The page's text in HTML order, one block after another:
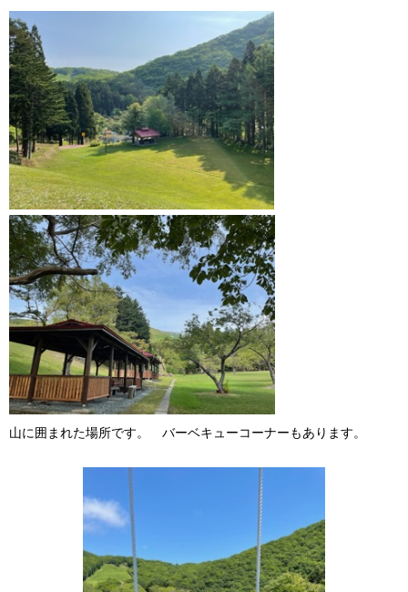
山に囲まれた場所です。 バーベキューコーナーもあります。